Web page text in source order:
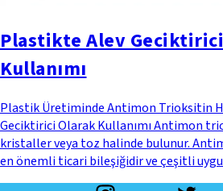
Plastikte Alev
Kullanımı
Plastik Üretiminde Antimon Trioksitin
Geciktirici Olarak Kullanımı Antimon
kristaller veya toz halinde bulunur.
en önemli ticari bileşiğidir ve çeşitli